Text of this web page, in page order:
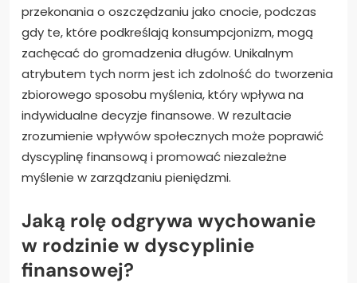
przekonania o oszczędzaniu jako cnocie, podczas
gdy te, które podkreślają konsumpcjonizm, mogą
zachęcać do gromadzenia długów. Unikalnym
atrybutem tych norm jest ich zdolność do tworzenia
zbiorowego sposobu myślenia, który wpływa na
indywidualne decyzje finansowe. W rezultacie
zrozumienie wpływów społecznych może poprawić
dyscyplinę finansową i promować niezależne
myślenie w zarządzaniu pieniędzmi.
Jaką rolę odgrywa wychowanie
w rodzinie w dyscyplinie
finansowej?